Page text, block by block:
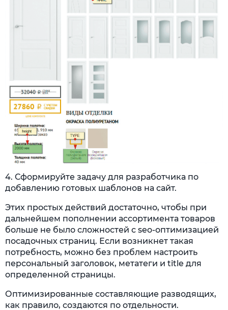
4. Сформируйте задачу для разработчика по
добавлению готовых шаблонов на сайт.
Этих простых действий достаточно, чтобы при
дальнейшем пополнении ассортимента товаров
больше не было сложностей с seo-оптимизацией
посадочных страниц. Если возникнет такая
потребность, можно без проблем настроить
персональный заголовок, метатеги и title для
определенной страницы.
Оптимизированные составляющие разводящих,
как правило, создаются по отдельности.